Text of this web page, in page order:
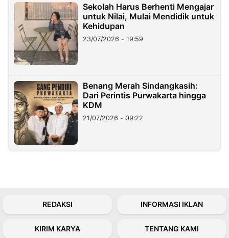
Sekolah Harus Berhenti Mengajar
untuk Nilai, Mulai Mendidik untuk
Kehidupan
23/07/2026 - 19:59
Benang Merah Sindangkasih:
Dari Perintis Purwakarta hingga
KDM
21/07/2026 - 09:22
REDAKSI INFORMASI IKLAN
KIRIM KARYA TENTANG KAMI